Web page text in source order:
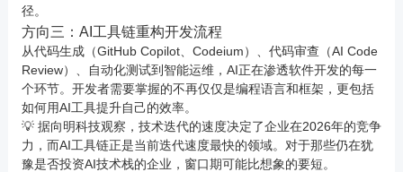
径。
方向三：AI工具链重构开发流程
从代码生成（GitHub Copilot、Codeium）、代码审查（AI Code
Review）、自动化测试到智能运维，AI正在渗透软件开发的每一
个环节。开发者需要掌握的不再仅仅是编程语言和框架，更包括
如何用AI工具提升自己的效率。
💡 据向明科技观察，技术迭代的速度决定了企业在2026年的竞争
力，而AI工具链正是当前迭代速度最快的领域。对于那些仍在犹
豫是否投资AI技术栈的企业，窗口期可能比想象的要短。